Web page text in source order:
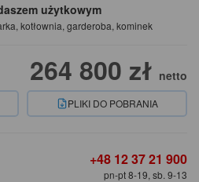
użytkowym
kotłownia, garderoba, kominek
264 800 zł netto
PLIKI DO POBRANIA
+48 12 37 21 900
pn-pt 8-19, sb. 9-13